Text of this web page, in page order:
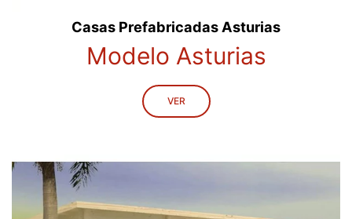
Casas Prefabricadas Asturias
Modelo Asturias
VER